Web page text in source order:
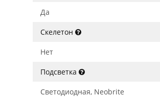
Да
Скелетон
Нет
Подсветка
Светодиодная, Neobrite